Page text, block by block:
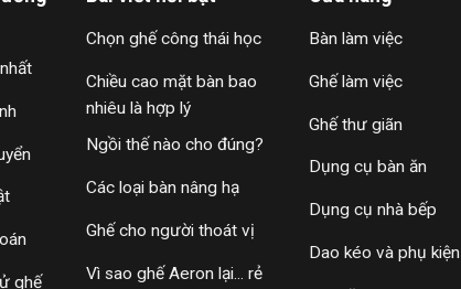
vào tháng 1 năm 2015. Năm 2017, công ty ra mắt thị
tại Paris, Pháp vào tháng 4 năm 2018.
loại nào?
tìm hiểu một cách đơn giản nhất:
tam giác (chiều cao 20cm) và tam giác nhỏ (chiều
thích nhất trên toàn thế giới.
thích phong cách đơn giản và cổ điển.
ghế
Chọn ghế công thái học
Chiều cao mặt bàn bao
nhiêu là hợp lý
Ngồi thế nào cho đúng?
Các loại bàn nâng hạ
Ghế cho người thoát vị
Vì sao ghế Aeron lại... rẻ
Bàn làm việc
Ghế làm việc
Ghế thư giãn
Dụng cụ bàn ăn
Dụng cụ nhà bếp
Dao kéo và phụ kiện